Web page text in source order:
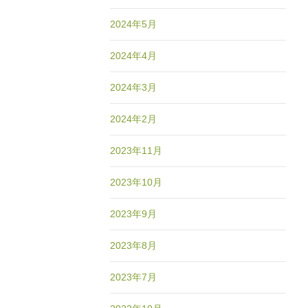
2024年5月
2024年4月
2024年3月
2024年2月
2023年11月
2023年10月
2023年9月
2023年8月
2023年7月